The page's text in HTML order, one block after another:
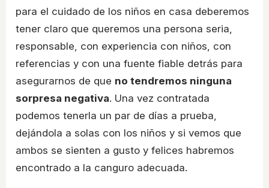
para el cuidado de los niños en casa deberemos
tener claro que queremos una persona seria,
responsable, con experiencia con niños, con
referencias y con una fuente fiable detrás para
asegurarnos de que no tendremos ninguna
sorpresa negativa. Una vez contratada
podemos tenerla un par de días a prueba,
dejándola a solas con los niños y si vemos que
ambos se sienten a gusto y felices habremos
encontrado a la canguro adecuada.